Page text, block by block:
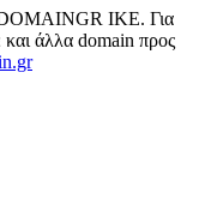
DOMAINGR ΙΚΕ. Για
και άλλα domain προς